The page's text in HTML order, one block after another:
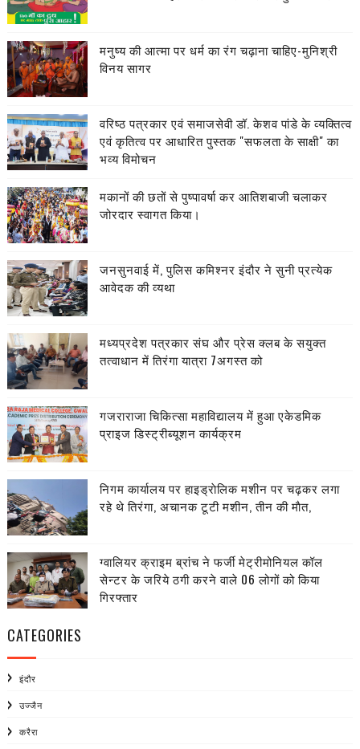
मनुष्य की आत्मा पर धर्म का रंग चढ़ाना चाहिए-मुनिश्री
विनय सागर
वरिष्ठ पत्रकार एवं समाजसेवी डॉ. केशव पांडे के व्यक्तित्व
एवं कृतित्व पर आधारित पुस्तक "सफलता के साक्षी" का
भव्य विमोचन
मकानों की छतों से पुष्पावर्षा कर आतिशबाजी चलाकर
जोरदार स्वागत किया।
जनसुनवाई में, पुलिस कमिश्नर इंदौर ने सुनी प्रत्येक
आवेदक की व्यथा
मध्यप्रदेश पत्रकार संघ और प्रेस क्लब के सयुक्त
तत्वाधान में तिरंगा यात्रा 7अगस्त को
गजराराजा चिकित्सा महाविद्यालय में हुआ एकेडमिक
प्राइज डिस्ट्रीब्यूशन कार्यक्रम
निगम कार्यालय पर हाइड्राेलिक मशीन पर चढ़कर लगा
रहे थे तिरंगा, अचानक टूटी मशीन, तीन की माैत,
ग्वालियर क्राइम ब्रांच ने फर्जी मेट्रीमोनियल कॉल
सेन्टर के जरिये ठगी करने वाले 06 लोगों को किया
गिरफ्तार
CATEGORIES
इंदौर
उज्जैन
करैरा